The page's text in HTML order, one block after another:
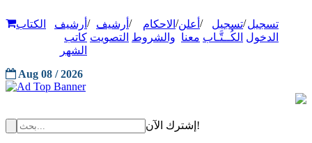
تسجيل
الدخول
/تسجيل
الكُــتَّـاب
/ أعلن
معنا
/ الاحكام
والشروط
/ أرشيف
التصويت
/ أرشيف
كاتب
الشهر
الكتاب
Aug 08 / 2026
إشترك الآن!